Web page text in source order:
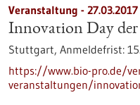
Veranstaltung - 27.03.2017
Innovation Day
Stuttgart, Anmeldefrist:
https://www.bio-pro.de/
veranstaltungen/